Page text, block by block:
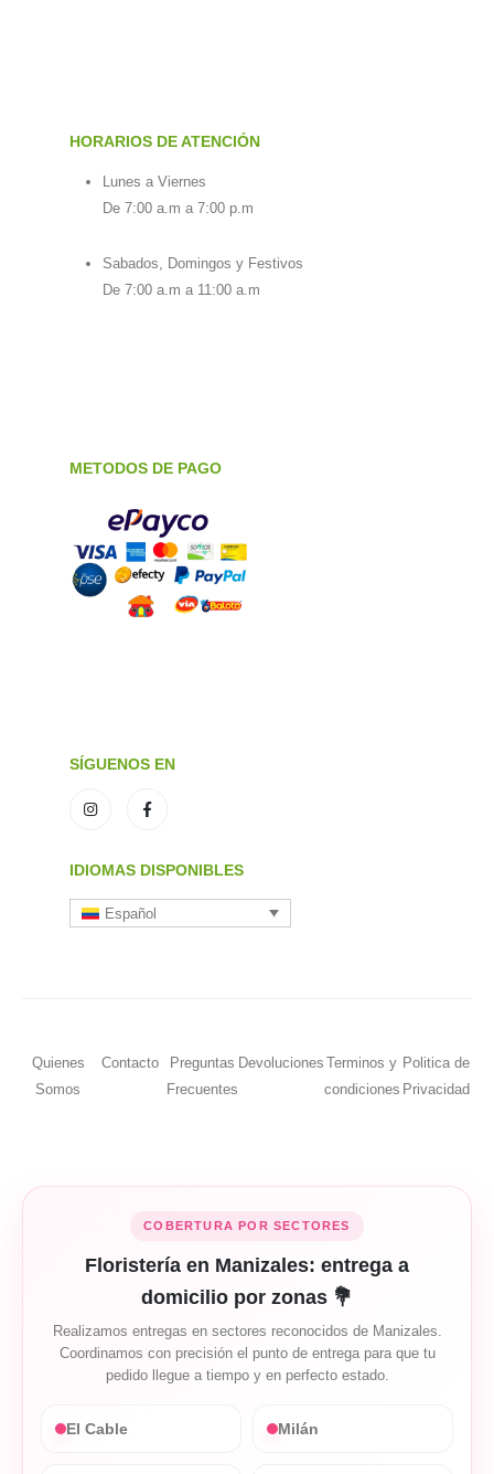
HORARIOS DE ATENCIÓN
Lunes a Viernes
De 7:00 a.m a 7:00 p.m
Sabados, Domingos y Festivos
De 7:00 a.m a 11:00 a.m
METODOS DE PAGO
SÍGUENOS EN
IDIOMAS DISPONIBLES
Español
Quienes
Somos
Contacto
Preguntas
Frecuentes
Devoluciones Terminos y
condiciones
Politica de
Privacidad
COBERTURA POR SECTORES
Floristería en Manizales: entrega a
domicilio por zonas 💐
Realizamos entregas en sectores reconocidos de Manizales.
Coordinamos con precisión el punto de entrega para que tu
pedido llegue a tiempo y en perfecto estado.
El Cable Milán